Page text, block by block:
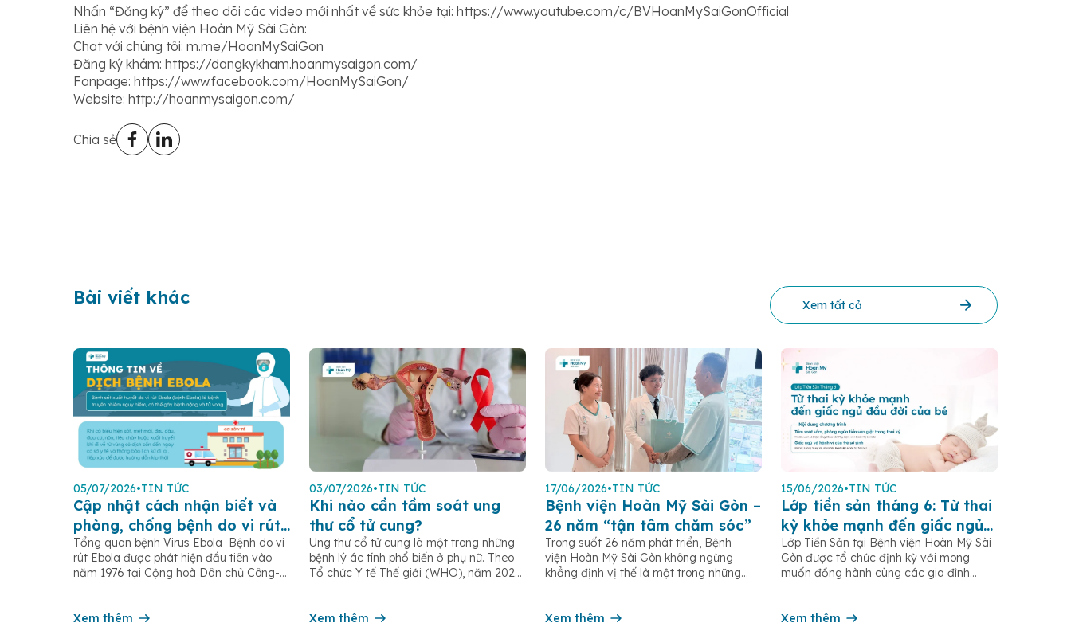
Nhấn “Đăng ký” để theo dõi các video mới nhất về sức khỏe tại: https://www.youtube.com/c/BVHoanMySaiGonOfficial
Liên hệ với bệnh viện Hoàn Mỹ Sài Gòn:
Chat với chúng tôi: m.me/HoanMySaiGon
Đăng ký khám: https://dangkykham.hoanmysaigon.com/
Fanpage: https://www.facebook.com/HoanMySaiGon/
Website: http://hoanmysaigon.com/
Chia sẻ
Bài viết khác Xem tất cả
05/07/2026•TIN TỨC
Cập nhật cách nhận biết và
phòng, chống bệnh do vi rút
Ebola
Tổng quan bệnh Virus Ebola Bệnh do vi
rút Ebola được phát hiện đầu tiên vào
năm 1976 tại Cộng hoà Dân chủ Công-
nhiễm cấp tính, có thể bùng phát thành
Xem thêm
03/07/2026•TIN TỨC
Khi nào cần tầm soát ung
thư cổ tử cung?
Ung thư cổ tử cung là một trong những
bệnh lý ác tính phổ biến ở phụ nữ. Theo
Tổ chức Y tế Thế giới (WHO), năm 2022
cung trên toàn cầu. Tầm soát ung thư cổ
Xem thêm
17/06/2026•TIN TỨC
Bệnh viện Hoàn Mỹ Sài Gòn –
26 năm “tận tâm chăm sóc”
Trong suốt 26 năm phát triển, Bệnh
viện Hoàn Mỹ Sài Gòn không ngừng
khẳng định vị thế là một trong những
nhóm 10 bệnh viện có chất lượng hàng
Xem thêm
15/06/2026•TIN TỨC
Lớp tiền sản tháng 6: Từ thai
kỳ khỏe mạnh đến giấc ngủ
đầu đời của bé
Lớp Tiền Sản tại Bệnh viện Hoàn Mỹ Sài
Gòn được tổ chức định kỳ với mong
muốn đồng hành cùng các gia đình
thức y khoa thiết thực cho từng giai đoạn
Xem thêm